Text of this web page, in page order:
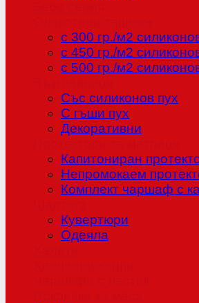
с 300 гр./м2
с 450 гр./м2
с 500 гр./м2
Със силиконов пух
С гъши пух
Декоративни
Капитониран
Непромокаем
Комплект чаршаф с
Кувертюри
Одеяла